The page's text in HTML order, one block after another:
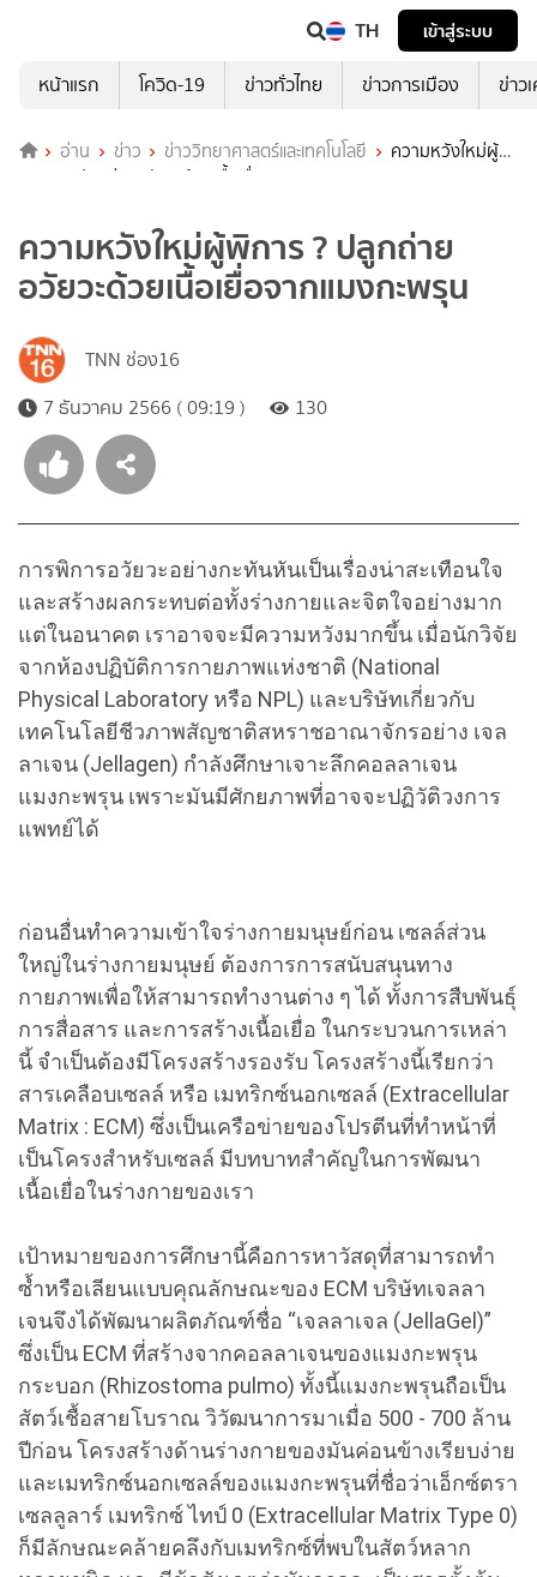
TH
เข้าสู่ระบบ
หน้าแรก
โควิด-19 ข่าวทั่วไทย ข่าวการเมือง ข่าว
อ่าน ข่าว ข่าววิทยาศาสตร์และเทคโนโลยี
ความหวังใหม่ผู้
พิการ ? ปลูกถ่ายอวัยวะด้วยเนื้อเยื่อจากแมงกะพรุน
ความหวังใหม่ผู้พิการ ? ปลูกถ่าย
อวัยวะด้วยเนื้อเยื่อจากแมงกะพรุน
TNN ช่อง16
7 ธันวาคม 2566 ( 09:19 )
130
การพิการอวัยวะอย่างกะทันหันเป็นเรื่องน่าสะเทือนใจ
และสร้างผลกระทบต่อทั้งร่างกายและจิตใจอย่างมาก
แต่ในอนาคต เราอาจจะมีความหวังมากขึ้น เมื่อนักวิจัย
จากห้องปฏิบัติการกายภาพแห่งชาติ (National
Physical Laboratory หรือ NPL) และบริษัทเกี่ยวกับ
เทคโนโลยีชีวภาพสัญชาติสหราชอาณาจักรอย่าง เจล
ลาเจน (Jellagen) กำลังศึกษาเจาะลึกคอลลาเจน
แมงกะพรุน เพราะมันมีศักยภาพที่อาจจะปฏิวัติวงการ
แพทย์ได้
ก่อนอื่นทำความเข้าใจร่างกายมนุษย์ก่อน เซลล์ส่วน
ใหญ่ในร่างกายมนุษย์ ต้องการการสนับสนุนทาง
กายภาพเพื่อให้สามารถทำงานต่าง ๆ ได้ ทั้งการสืบพันธุ์
การสื่อสาร และการสร้างเนื้อเยื่อ ในกระบวนการเหล่า
นี้ จำเป็นต้องมีโครงสร้างรองรับ โครงสร้างนี้เรียกว่า
สารเคลือบเซลล์ หรือ เมทริกซ์นอกเซลล์ (Extracellular
Matrix : ECM) ซึ่งเป็นเครือข่ายของโปรตีนที่ทำหน้าที่
เป็นโครงสำหรับเซลล์ มีบทบาทสำคัญในการพัฒนา
เนื้อเยื่อในร่างกายของเรา
เป้าหมายของการศึกษานี้คือการหาวัสดุที่สามารถทำ
ซ้ำหรือเลียนแบบคุณลักษณะของ ECM บริษัทเจลลา
เจนจึงได้พัฒนาผลิตภัณฑ์ชื่อ “เจลลาเจล (JellaGel)”
ซึ่งเป็น ECM ที่สร้างจากคอลลาเจนของแมงกะพรุน
กระบอก (Rhizostoma pulmo) ทั้งนี้แมงกะพรุนถือเป็น
สัตว์เชื้อสายโบราณ วิวัฒนาการมาเมื่อ 500 - 700 ล้าน
ปีก่อน โครงสร้างด้านร่างกายของมันค่อนข้างเรียบง่าย
และเมทริกซ์นอกเซลล์ของแมงกะพรุนที่ชื่อว่าเอ็กซ์ตรา
เซลลูลาร์ เมทริกซ์ ไทป์ 0 (Extracellular Matrix Type 0)
ก็มีลักษณะคล้ายคลึงกับเมทริกซ์ที่พบในสัตว์หลาก